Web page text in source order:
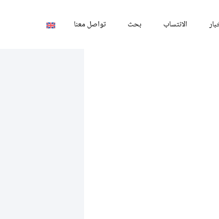
الانتساب بحث تواصل معنا